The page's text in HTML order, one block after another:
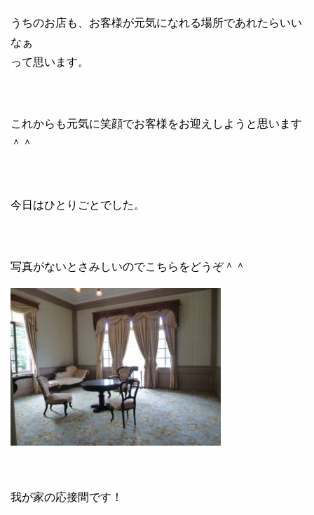
うちのお店も、お客様が元気になれる場所であれたらいい
なぁ
って思います。
これからも元気に笑顔でお客様をお迎えしようと思います
＾＾
今日はひとりごとでした。
写真がないとさみしいのでこちらをどうぞ＾＾
我が家の応接間です！